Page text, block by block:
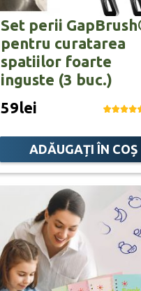
Set perii
pentru curatarea
spatiilor foarte
inguste (3 buc.)
59lei
ADĂUGAȚI ÎN COȘ